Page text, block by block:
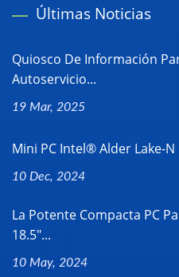
Últimas Noticias
Quiosco De Información
Autoservicio...
19 Mar, 2025
Mini PC Intel® Alder Lake-
10 Dec, 2024
La Potente Compacta PC
18.5"...
10 May, 2024